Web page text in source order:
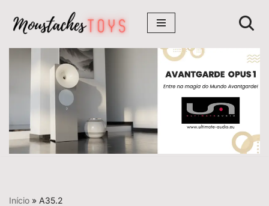
Avançar
para
conteúdo
Início » A35.2